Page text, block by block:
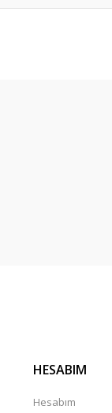
HESABIM
Hesabım